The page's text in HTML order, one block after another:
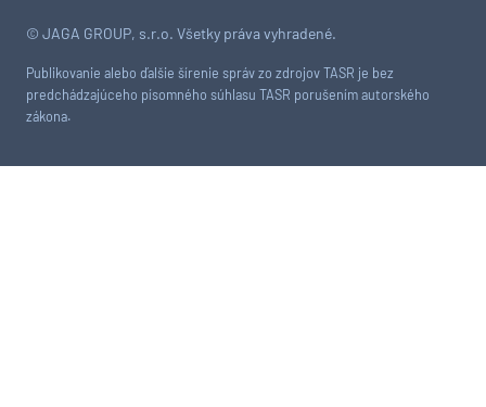
© JAGA GROUP, s.r.o. Všetky práva vyhradené.
Publikovanie alebo ďalšie šírenie správ zo zdrojov TASR je bez
predchádzajúceho písomného súhlasu TASR porušením autorského
zákona.